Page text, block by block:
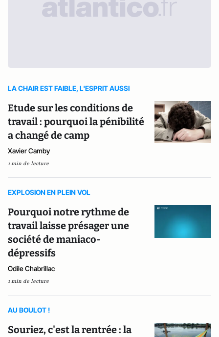
LA CHAIR EST FAIBLE, L'ESPRIT AUSSI
Etude sur les conditions de
travail : pourquoi la pénibilité
a changé de camp
Xavier Camby
1 min de lecture
EXPLOSION EN PLEIN VOL
Pourquoi notre rythme de
travail laisse présager une
société de maniaco-
dépressifs
Odile Chabrillac
1 min de lecture
AU BOULOT !
Souriez, c'est la rentrée : la